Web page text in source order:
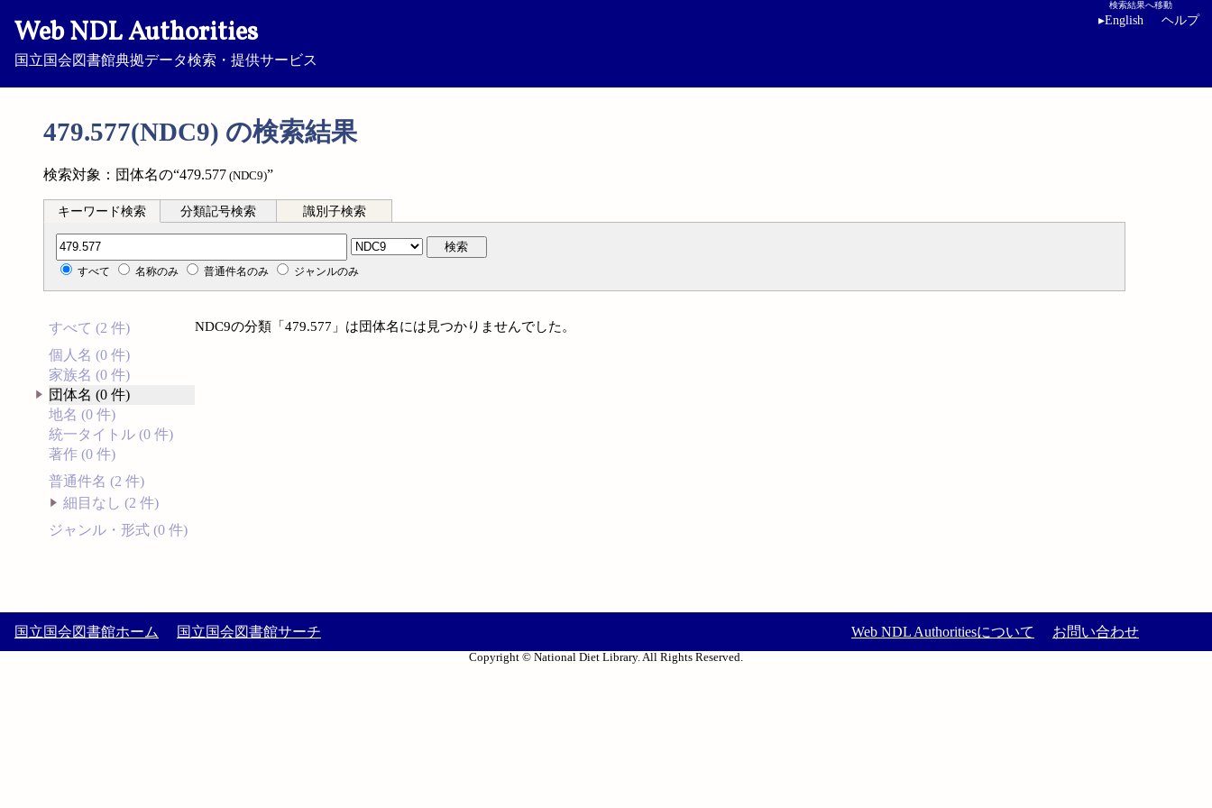
Web NDL Authorities
国立国会図書館典拠データ検索・提供サービス
検索結果へ移動
▸English ヘルプ
479.577(NDC9) の検索結果
検索対象：団体名の“479.577 (NDC9)”
キーワード検索 分類記号検索 識別子検索
分類記号検索 検索
すべて 名称のみ 普通件名のみ ジャンルのみ
すべて (2 件)
個人名 (0 件)
家族名 (0 件)
団体名 (0 件)
地名 (0 件)
統一タイトル (0 件)
著作 (0 件)
普通件名 (2 件)
細目なし (2 件)
ジャンル・形式 (0 件)
NDC9の分類「479.577」は団体名には見つかりませんでした。
国立国会図書館ホーム 国立国会図書館サーチ Web NDL Authoritiesについて お問い合わせ
Copyright © National Diet Library. All Rights Reserved.